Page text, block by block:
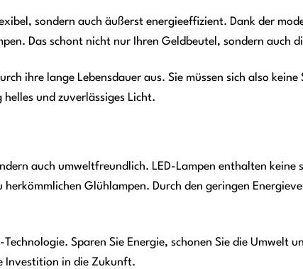
sondern auch äußerst energieeffizient. Dank der
Das schont nicht nur Ihren Geldbeutel, sondern auch
ihre lange Lebensdauer aus. Sie müssen sich also
und zuverlässiges Licht.
auch umweltfreundlich. LED-Lampen enthalten keine
Glühlampen. Durch den geringen
Sparen Sie Energie, schonen Sie die Umwelt
Investition in die Zukunft.